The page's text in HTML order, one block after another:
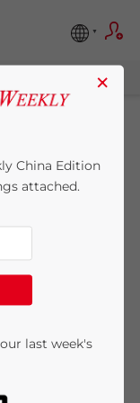
gli
×
China Edition
attached.
last week's